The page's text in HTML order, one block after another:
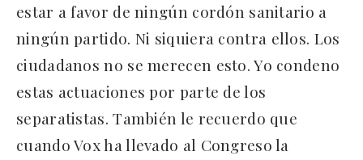
estar a favor de ningún cordón sanitario a
ningún partido. Ni siquiera contra ellos. Los
ciudadanos no se merecen esto. Yo condeno
estas actuaciones por parte de los
separatistas. También le recuerdo que
cuando Vox ha llevado al Congreso la